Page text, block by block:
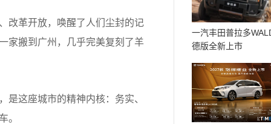
改革开放，唤醒了人们尘封的记
家搬到广州，几乎完美复刻了羊
是这座城市的精神内核：务实、
。
一汽丰田普拉多
德版全新上市